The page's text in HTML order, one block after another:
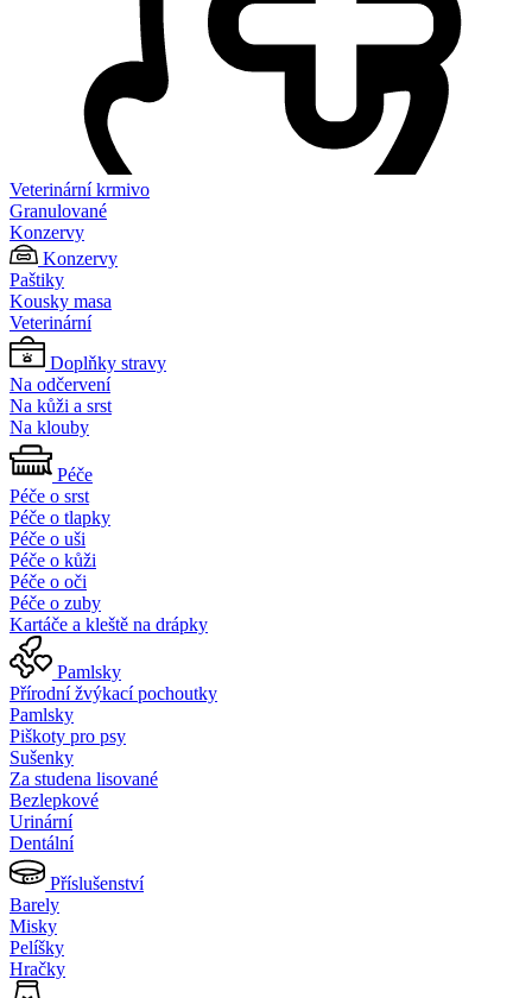
Veterinární krmivo
Granulované
Konzervy
Konzervy
Paštiky
Kousky masa
Veterinární
Doplňky stravy
Na odčervení
Na kůži a srst
Na klouby
Péče
Péče o srst
Péče o tlapky
Péče o uši
Péče o kůži
Péče o oči
Péče o zuby
Kartáče a kleště na drápky
Pamlsky
Přírodní žvýkací pochoutky
Pamlsky
Piškoty pro psy
Sušenky
Za studena lisované
Bezlepkové
Urinární
Dentální
Příslušenství
Barely
Misky
Pelíšky
Hračky